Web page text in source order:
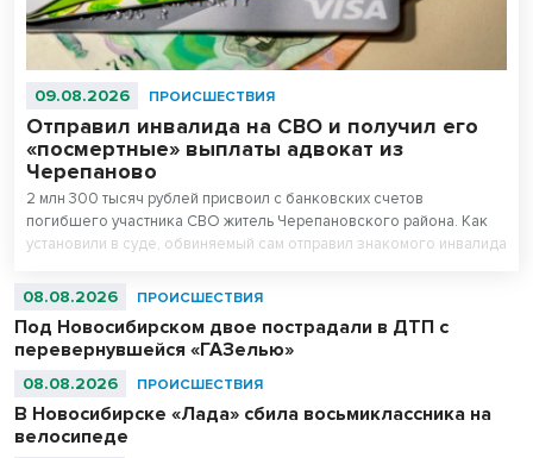
09.08.2026 ПРОИСШЕСТВИЯ
Отправил инвалида на СВО и получил его
«посмертные» выплаты адвокат из
Черепаново
2 млн 300 тысяч рублей присвоил с банковских счетов
погибшего участника СВО житель Черепановского района. Как
установили в суде, обвиняемый сам отправил знакомого инвалида
08.08.2026 ПРОИСШЕСТВИЯ
Под Новосибирском двое пострадали в ДТП с
перевернувшейся «ГАЗелью»
08.08.2026 ПРОИСШЕСТВИЯ
В Новосибирске «Лада» сбила восьмиклассника на
велосипеде